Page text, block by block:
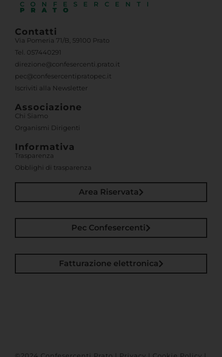
CONFESERCENTI
PRATO
Contatti
Via Pomeria 71/B, 59100 Prato
Tel. 057440291
direzione@confesercenti.prato.it
pec@confesercentipratopec.it
Iscriviti alla Newsletter
Associazione
Chi Siamo
Organismi Dirigenti
Informativa
Trasparenza
Obblighi di trasparenza
Area Riservata
Pec Confesercenti
Fatturazione elettronica